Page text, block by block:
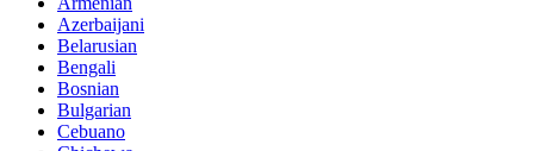
Azerbaijani
Belarusian
Bengali
Bosnian
Bulgarian
Cebuano